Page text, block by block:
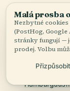
Hamburg-
Guide to
Hours,
Malá prosba
Nezbytné
(PostHog,
stránky fungují —
prodej. Volbu
Přizpůsobit